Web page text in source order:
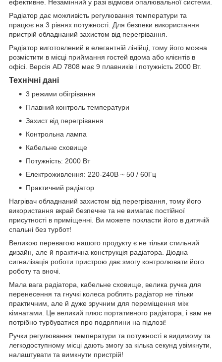
ефективне. Незамінний у разі відмови опалювальної системи.
Радіатор дає можливість регулювання температури та
працює на 3 рівнях потужності. Для безпеки використання
пристрій обладнаний захистом від перегрівання.
Радіатор виготовлений в елегантній лінійці, тому його можна
розмістити в місці приймання гостей вдома або клієнтів в
офісі. Версія AD 7808 має 9 плавників і потужність 2000 Вт.
Технічні дані
3 режими обігрівання
Плавний контроль температури
Захист від перегрівання
Контрольна лампа
Кабельне сховище
Потужність: 2000 Вт
Електроживлення: 220-240В ~ 50 / 60Гц
Практичний радіатор
Нагрівач обладнаний захистом від перегрівання, тому його
використання вкрай безпечне та не вимагає постійної
присутності в приміщенні. Ви можете покласти його в дитячій
спальні без турбот!
Великою перевагою нашого продукту є не тільки стильний
дизайн, але й практична конструкція радіатора. Діодна
сигналізація роботи пристрою дає змогу контролювати його
роботу та вночі.
Мала вага радіатора, кабельне сховище, велика ручка для
перенесення та гнучкі колеса роблять радіатор не тільки
практичним, але й дуже зручним для переміщення між
кімнатами. Це великий плюс портативного радіатора, і вам не
потрібно турбуватися про подряпини на підлозі!
Ручки регулювання температури та потужності в видимому та
легкодоступному місці дають змогу за кілька секунд увімкнути,
налаштувати та вимкнути пристрій!